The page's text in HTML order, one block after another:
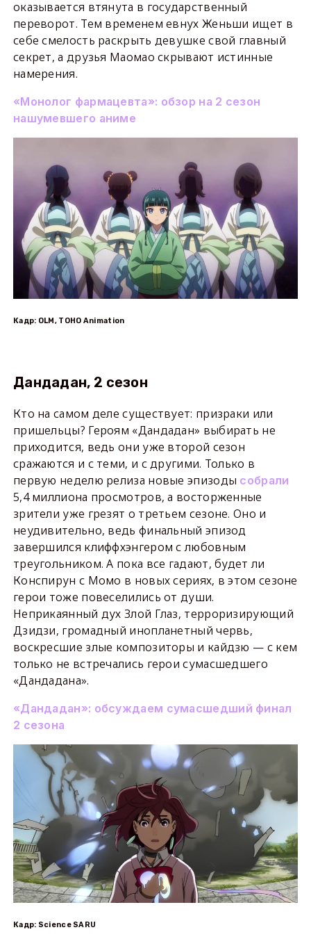
оказывается втянута в государственный
переворот. Тем временем евнух Женьши ищет в
себе смелость раскрыть девушке свой главный
секрет, а друзья Маомао скрывают истинные
намерения.
«Монолог фармацевта»: обзор на 2 сезон
нашумевшего аниме
Кадр: OLM, TOHO Animation
Дандадан, 2 сезон
Кто на самом деле существует: призраки или
пришельцы? Героям «Дандадан» выбирать не
приходится, ведь они уже второй сезон
сражаются и с теми, и с другими. Только в
первую неделю релиза новые эпизоды собрали
5,4 миллиона просмотров, а восторженные
зрители уже грезят о третьем сезоне. Оно и
неудивительно, ведь финальный эпизод
завершился клиффхэнгером с любовным
треугольником. А пока все гадают, будет ли
Конспирун с Момо в новых сериях, в этом сезоне
герои тоже повеселились от души.
Неприкаянный дух Злой Глаз, терроризирующий
Дзидзи, громадный инопланетный червь,
воскресшие злые композиторы и кайдзю — с кем
только не встречались герои сумасшедшего
«Дандадана».
«Дандадан»: обсуждаем сумасшедший финал
2 сезона
Кадр: Science SARU